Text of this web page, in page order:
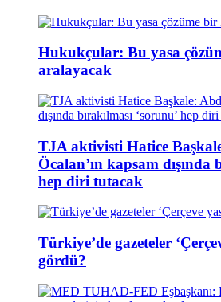
Hukukçular: Bu yasa
aralayacak
TJA aktivisti Hatice
Öcalan’ın kapsam dışında
hep diri tutacak
Türkiye’de gazeteler
gördü?